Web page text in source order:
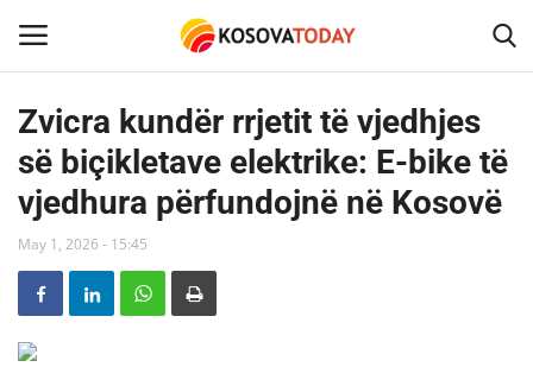
Home
KOSOVA
SHQIPERIA
MAQEDONIA
Zvicra kundër rrjetit të vjedhjes
së biçikletave elektrike: E-bike të
vjedhura përfundojnë në Kosovë
May 1, 2026 - 15:45